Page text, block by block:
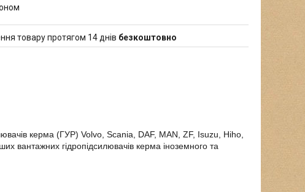
товару протягом 14 днів безкоштовно
керма (ГУР) Volvo, Scania, DAF, MAN, ZF, Isuzu, Hiho,
вантажних гідропідсилювачів керма іноземного та